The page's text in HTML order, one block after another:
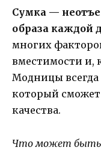
Сумка —
образа каждой
многих
вместимости и,
Модницы
который сможет
качества.
Что может быть